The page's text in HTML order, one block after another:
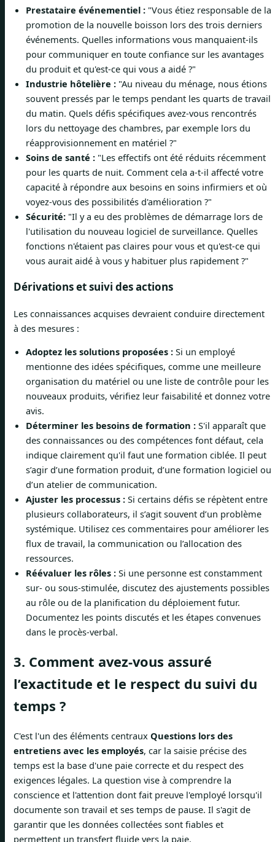
Prestataire événementiel : "Vous étiez responsable de la
promotion de la nouvelle boisson lors des trois derniers
événements. Quelles informations vous manquaient-ils
pour communiquer en toute confiance sur les avantages
du produit et qu'est-ce qui vous a aidé ?"
Industrie hôtelière : "Au niveau du ménage, nous étions
souvent pressés par le temps pendant les quarts de travail
du matin. Quels défis spécifiques avez-vous rencontrés
lors du nettoyage des chambres, par exemple lors du
réapprovisionnement en matériel ?"
Soins de santé : "Les effectifs ont été réduits récemment
pour les quarts de nuit. Comment cela a-t-il affecté votre
capacité à répondre aux besoins en soins infirmiers et où
voyez-vous des possibilités d'amélioration ?"
Sécurité: "Il y a eu des problèmes de démarrage lors de
l'utilisation du nouveau logiciel de surveillance. Quelles
fonctions n'étaient pas claires pour vous et qu'est-ce qui
vous aurait aidé à vous y habituer plus rapidement ?"
Dérivations et suivi des actions
Les connaissances acquises devraient conduire directement
à des mesures :
Adoptez les solutions proposées : Si un employé
mentionne des idées spécifiques, comme une meilleure
organisation du matériel ou une liste de contrôle pour les
nouveaux produits, vérifiez leur faisabilité et donnez votre
avis.
Déterminer les besoins de formation : S'il apparaît que
des connaissances ou des compétences font défaut, cela
indique clairement qu'il faut une formation ciblée. Il peut
s’agir d’une formation produit, d’une formation logiciel ou
d’un atelier de communication.
Ajuster les processus : Si certains défis se répètent entre
plusieurs collaborateurs, il s’agit souvent d’un problème
systémique. Utilisez ces commentaires pour améliorer les
flux de travail, la communication ou l’allocation des
ressources.
Réévaluer les rôles : Si une personne est constamment
sur- ou sous-stimulée, discutez des ajustements possibles
au rôle ou de la planification du déploiement futur.
Documentez les points discutés et les étapes convenues
dans le procès-verbal.
3. Comment avez-vous assuré
l’exactitude et le respect du suivi du
temps ?
C'est l'un des éléments centraux Questions lors des
entretiens avec les employés, car la saisie précise des
temps est la base d'une paie correcte et du respect des
exigences légales. La question vise à comprendre la
conscience et l'attention dont fait preuve l'employé lorsqu'il
documente son travail et ses temps de pause. Il s'agit de
garantir que les données collectées sont fiables et
permettent un transfert fluide vers la paie.